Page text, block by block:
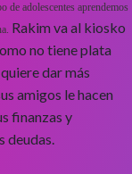
de adolescentes aprendemos
Rakim va al kiosko
no tiene plata
dar más
amigos le hacen
finanzas y
deudas.